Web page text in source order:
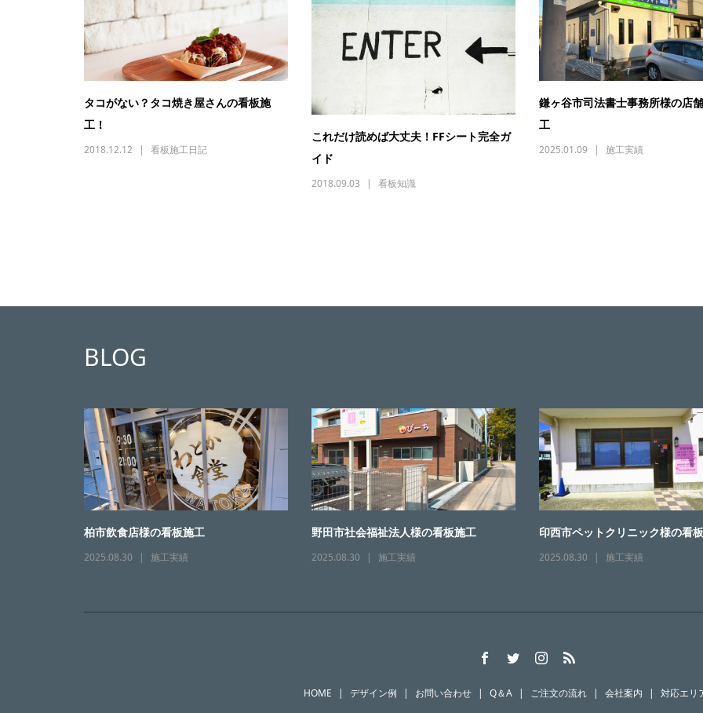
タコがない？タコ焼き屋さんの看板施
工！
2018.12.12 看板施工日記
これだけ読めば大丈夫！FFシート完全ガ
イド
2018.09.03 看板知識
鎌ヶ谷市司法書士事務所様の店
工
2025.01.09 施工実績
BLOG
柏市飲食店様の看板施工
2025.08.30 施工実績
野田市社会福祉法人様の看板施工
2025.08.30 施工実績
印西市ペットクリニック様の看
2025.08.30 施工実績
HOME デザイン例 お問い合わせ Q＆A ご注文の流れ 会社案内 対応エリ